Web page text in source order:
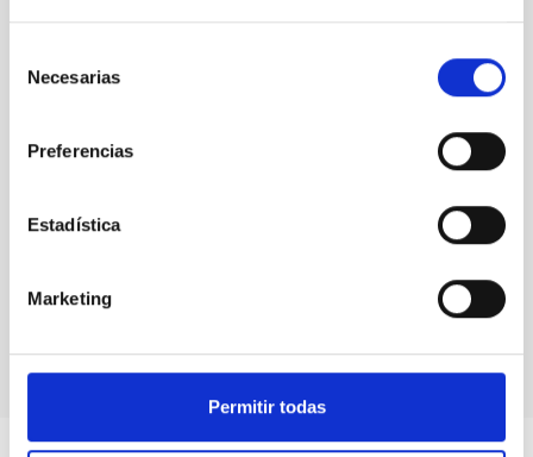
Necesarias
Preferencias
Estadística
Marketing
Permitir todas